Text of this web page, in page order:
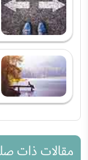
مقالات ذات